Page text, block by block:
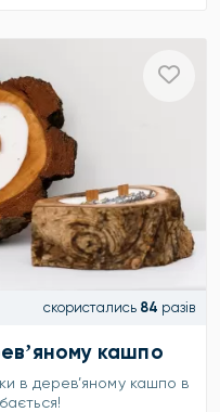
скористались 84 разів
кашпо
в дерев’яному кашпо в